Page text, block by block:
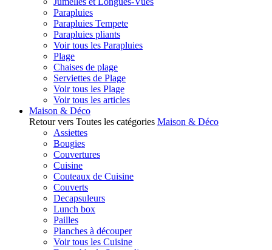
Parapluies
Parapluies Tempete
Parapluies pliants
Voir tous les Parapluies
Plage
Chaises de plage
Serviettes de Plage
Voir tous les Plage
Voir tous les articles
Maison & Déco
Retour vers Toutes les catégories Maison & Déco
Assiettes
Bougies
Couvertures
Cuisine
Couteaux de Cuisine
Couverts
Decapsuleurs
Lunch box
Pailles
Planches à découper
Voir tous les Cuisine